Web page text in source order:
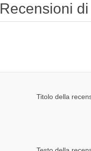
Recensioni
Titolo della